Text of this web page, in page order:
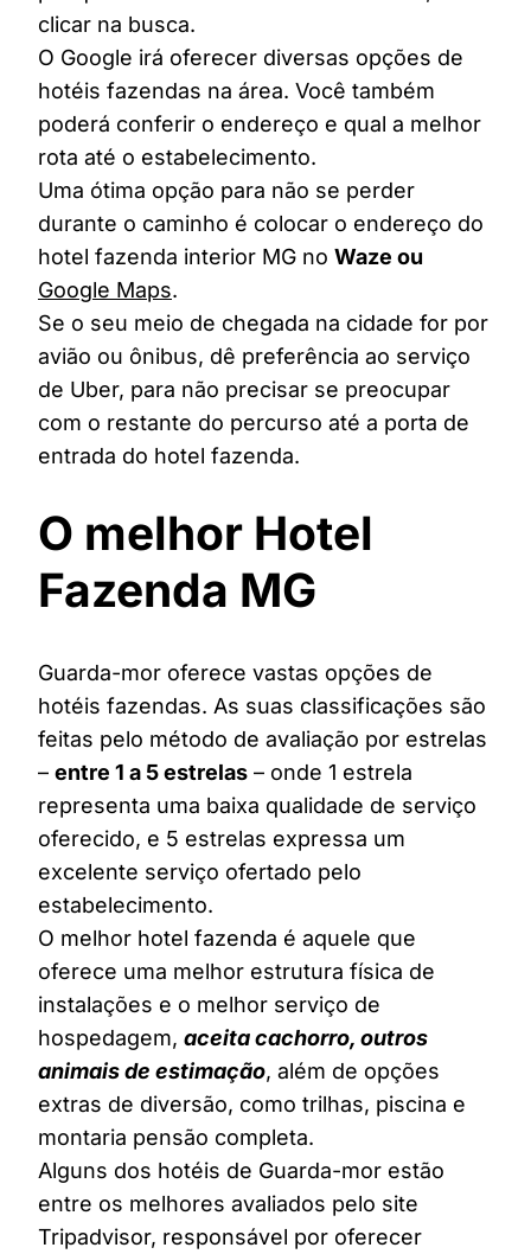
clicar na busca.
O Google irá oferecer diversas opções de
hotéis fazendas na área. Você também
poderá conferir o endereço e qual a melhor
rota até o estabelecimento.
Uma ótima opção para não se perder
durante o caminho é colocar o endereço do
hotel fazenda interior MG no Waze ou
Google Maps.
Se o seu meio de chegada na cidade for por
avião ou ônibus, dê preferência ao serviço
de Uber, para não precisar se preocupar
com o restante do percurso até a porta de
entrada do hotel fazenda.
O melhor Hotel
Fazenda MG
Guarda-mor oferece vastas opções de
hotéis fazendas. As suas classificações são
feitas pelo método de avaliação por estrelas
– entre 1 a 5 estrelas – onde 1 estrela
representa uma baixa qualidade de serviço
oferecido, e 5 estrelas expressa um
excelente serviço ofertado pelo
estabelecimento.
O melhor hotel fazenda é aquele que
oferece uma melhor estrutura física de
instalações e o melhor serviço de
hospedagem, aceita cachorro, outros
animais de estimação, além de opções
extras de diversão, como trilhas, piscina e
montaria pensão completa.
Alguns dos hotéis de Guarda-mor estão
entre os melhores avaliados pelo site
Tripadvisor, responsável por oferecer